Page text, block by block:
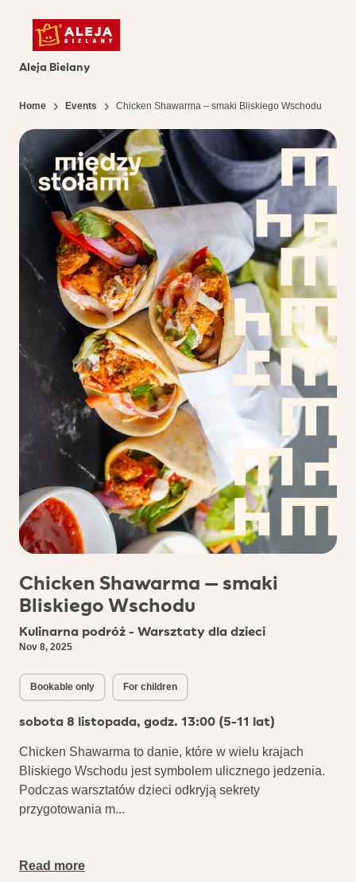
Aleja Bielany
Home Events Chicken Shawarma – smaki Bliskiego Wschodu
Chicken Shawarma – smaki
Bliskiego Wschodu
Kulinarna podróż - Warsztaty dla dzieci
Nov 8, 2025
Bookable only For children
sobota 8 listopada, godz. 13:00 (5-11 lat)
Chicken Shawarma to danie, które w wielu krajach
Bliskiego Wschodu jest symbolem ulicznego jedzenia.
Podczas warsztatów dzieci odkryją sekrety
przygotowania m...
Read more